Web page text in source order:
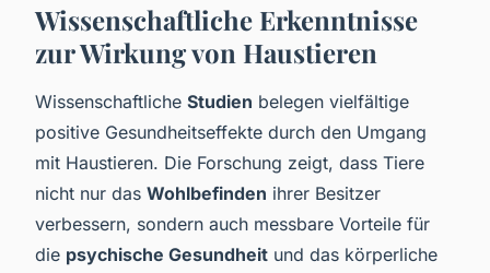
Wissenschaftliche Erkenntnisse
zur Wirkung von Haustieren
Wissenschaftliche Studien belegen vielfältige
positive Gesundheitseffekte durch den Umgang
mit Haustieren. Die Forschung zeigt, dass Tiere
nicht nur das Wohlbefinden ihrer Besitzer
verbessern, sondern auch messbare Vorteile für
die psychische Gesundheit und das körperliche